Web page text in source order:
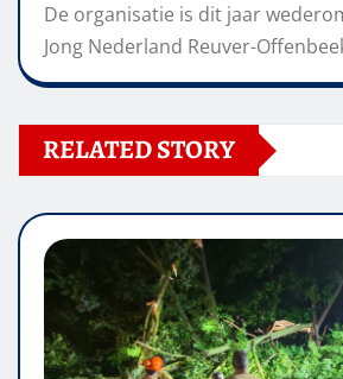
De organisatie is dit jaar
Jong Nederland Reuver-
RELATED STORY